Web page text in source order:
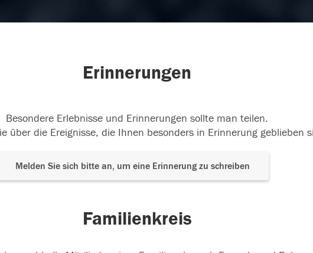
Erinnerungen
Besondere Erlebnisse und Erinnerungen sollte man teilen.
über die Ereignisse, die Ihnen besonders in Erinnerung geblieben
Melden Sie sich bitte an, um eine Erinnerung zu schreiben
Familienkreis